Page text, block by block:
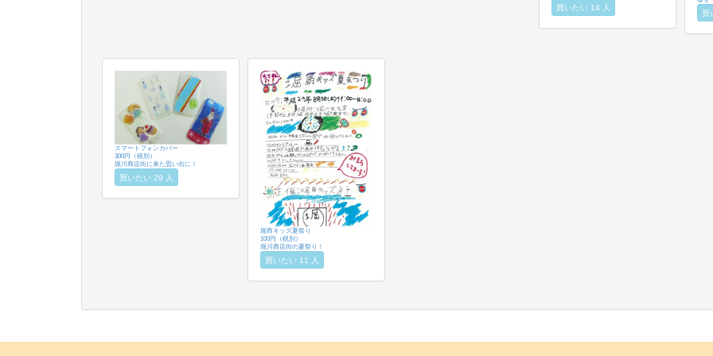
買いたい 14 人
買
スマートフォンカバー
300円（税別）
堀川商店街に来た思い出に！
買いたい 29 人
堀商キッズ夏祭り
100円（税別）
堀川商店街の夏祭り！
買いたい 11 人